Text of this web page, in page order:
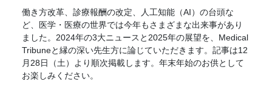
働き方改革、診療報酬の改定、人工知能（AI）の台頭な
ど、医学・医療の世界では今年もさまざまな出来事があり
ました。2024年の3大ニュースと2025年の展望を、Medical
Tribuneと縁の深い先生方に論じていただきます。記事は12
月28日（土）より順次掲載します。年末年始のお供として
お楽しみください。